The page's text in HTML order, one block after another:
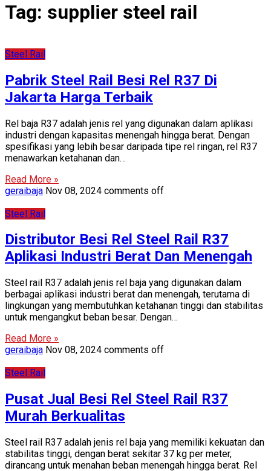
Tag: supplier steel rail
Steel Rail
Pabrik Steel Rail Besi Rel R37 Di
Jakarta Harga Terbaik
Rel baja R37 adalah jenis rel yang digunakan dalam aplikasi
industri dengan kapasitas menengah hingga berat. Dengan
spesifikasi yang lebih besar daripada tipe rel ringan, rel R37
menawarkan ketahanan dan…
Read More »
geraibaja Nov 08, 2024 comments off
Steel Rail
Distributor Besi Rel Steel Rail R37
Aplikasi Industri Berat Dan Menengah
Steel rail R37 adalah jenis rel baja yang digunakan dalam
berbagai aplikasi industri berat dan menengah, terutama di
lingkungan yang membutuhkan ketahanan tinggi dan stabilitas
untuk mengangkut beban besar. Dengan…
Read More »
geraibaja Nov 08, 2024 comments off
Steel Rail
Pusat Jual Besi Rel Steel Rail R37
Murah Berkualitas
Steel rail R37 adalah jenis rel baja yang memiliki kekuatan dan
stabilitas tinggi, dengan berat sekitar 37 kg per meter,
dirancang untuk menahan beban menengah hingga berat. Rel